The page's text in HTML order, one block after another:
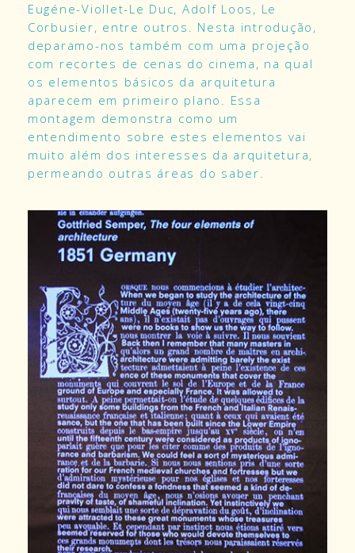
Eugéne-Viollet-Le Duc, Adolf Loos, Le
Corbusier, entre outros. Nesta introdução,
deparamo-nos também com uma projeção
com recortes de cenas do cinema, na qual
os elementos básicos da arquitetura
aparecem em primeiro plano. Essa
montagem demonstra como um
entendimento sobre estes elementos vai
muito além dos interesses da arquitetura,
permeando outras áreas do saber.